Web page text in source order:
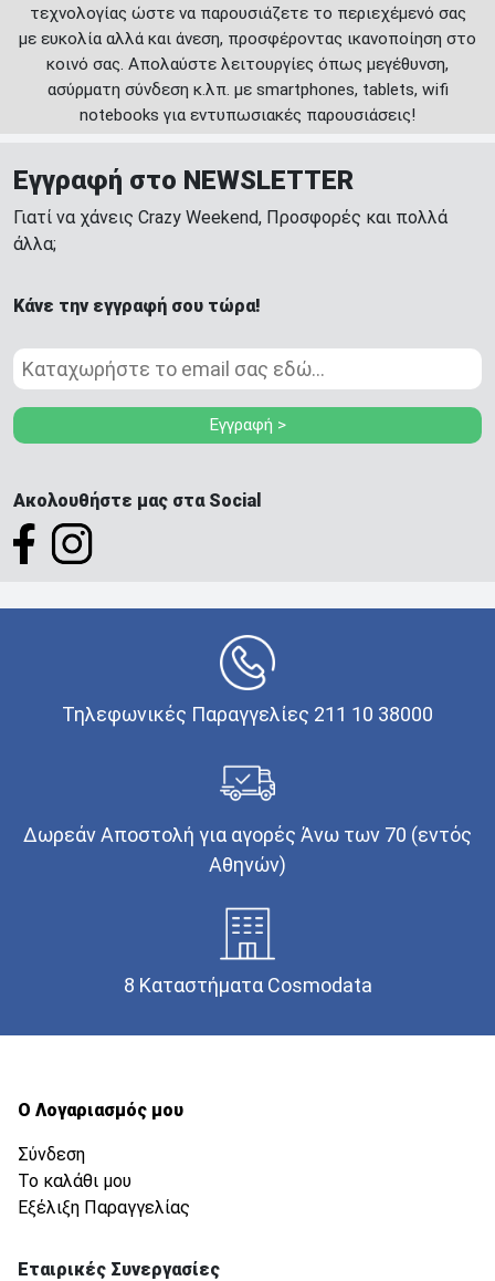
τεχνολογίας ώστε να παρουσιάζετε το περιεχέμενό σας
με ευκολία αλλά και άνεση, προσφέροντας ικανοποίηση στο
κοινό σας. Απολαύστε λειτουργίες όπως μεγέθυνση,
ασύρματη σύνδεση κ.λπ. με smartphones, tablets, wifi
notebooks για εντυπωσιακές παρουσιάσεις!
Εγγραφή στο NEWSLETTER
Γιατί να χάνεις Crazy Weekend, Προσφορές και πολλά
άλλα;
Κάνε την εγγραφή σου τώρα!
Εγγραφή >
Ακολουθήστε μας στα Social
Τηλεφωνικές Παραγγελίες 211 10 38000
Δωρεάν Αποστολή για αγορές Άνω των 70 (εντός
Αθηνών)
8 Καταστήματα Cosmodata
Ο Λογαριασμός μου
Σύνδεση
Το καλάθι μου
Εξέλιξη Παραγγελίας
Εταιρικές Συνεργασίες